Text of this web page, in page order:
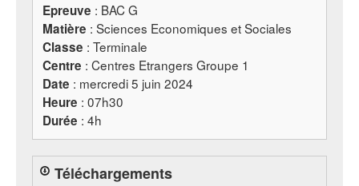
Epreuve : BACG
Matière : Sciences Economiques et Sociales
Classe : Terminale
Centre : Centres Etrangers Groupe 1
Date : mercredi 5 juin 2024
Heure : 07h30
Durée : 4h
Téléchargements